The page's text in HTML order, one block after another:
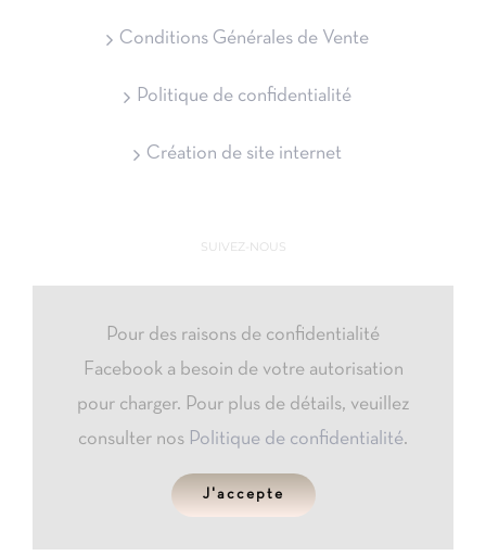
Conditions Générales de Vente
Politique de confidentialité
Création de site internet
SUIVEZ-NOUS
Pour des raisons de confidentialité
Facebook a besoin de votre autorisation
pour charger. Pour plus de détails, veuillez
consulter nos Politique de confidentialité.
J'accepte